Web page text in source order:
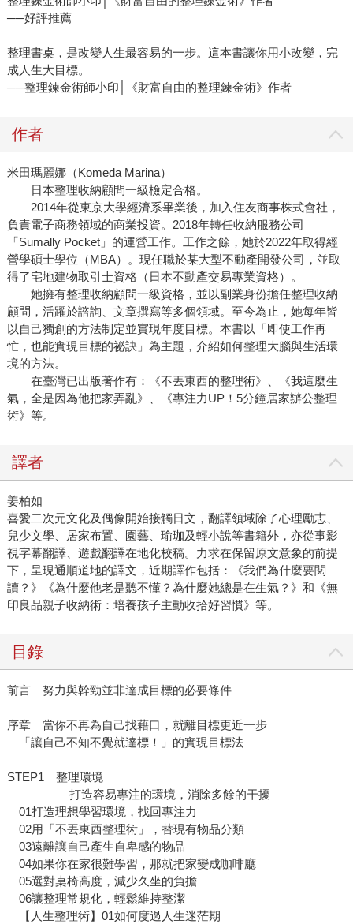
──好評推薦
整理書桌，是改變人生最容易的一步。這本書讓你用小改變，完
成人生大目標。
──整理鍊金術師小印│《財富自由的整理鍊金術》作者
作者
米田瑪麗娜（Komeda Marina）
日本整理收納顧問一級檢定合格。
2014年從東京大學經濟系畢業後，加入住友商事株式會社，
負責電子商務領域的商業投資。2018年轉任收納服務公司
「Sumally Pocket」的運營工作。工作之餘，她於2022年取得經
營學碩士學位（MBA）。現任職於某大型不動產開發公司，並取
得了宅地建物取引士資格（日本不動產交易專業資格）。
她擁有整理收納顧問一級資格，並以副業身份擔任整理收納
顧問，活躍於諮詢、文章撰寫等多個領域。至今為止，她每年皆
以自己獨創的方法制定並實現年度目標。本書以「即使工作再
忙，也能實現目標的祕訣」為主題，介紹如何整理大腦與生活環
境的方法。
在臺灣已出版著作有：《不丟東西的整理術》、《我這麼生
氣，全是因為他把家弄亂》、《專注力UP！5分鐘居家辦公整理
術》等。
譯者
姜柏如
喜愛二次元文化及偶像開始接觸日文，翻譯領域除了心理勵志、
兒少文學、居家布置、園藝、瑜珈及輕小說等書籍外，亦從事影
視字幕翻譯、遊戲翻譯在地化校稿。力求在保留原文意象的前提
下，呈現通順道地的譯文，近期譯作包括：《我們為什麼要閱
讀？》《為什麼他老是聽不懂？為什麼她總是在生氣？》和《無
印良品親子收納術：培養孩子主動收拾好習慣》等。
目錄
前言 努力與幹勁並非達成目標的必要條件
序章 當你不再為自己找藉口，就離目標更近一步
「讓自己不知不覺就達標！」的實現目標法
STEP1 整理環境
——打造容易專注的環境，消除多餘的干擾
01打造理想學習環境，找回專注力
02用「不丟東西整理術」，替現有物品分類
03遠離讓自己產生自卑感的物品
04如果你在家很難學習，那就把家變成咖啡廳
05選對桌椅高度，減少久坐的負擔
06讓整理常規化，輕鬆維持整潔
【人生整理術】01如何度過人生迷茫期